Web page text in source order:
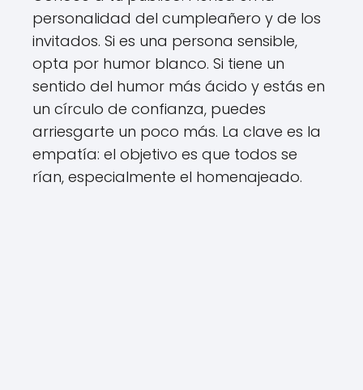
personalidad del cumpleañero y de los
invitados. Si es una persona sensible,
opta por humor blanco. Si tiene un
sentido del humor más ácido y estás en
un círculo de confianza, puedes
arriesgarte un poco más. La clave es la
empatía: el objetivo es que todos se
rían, especialmente el homenajeado.